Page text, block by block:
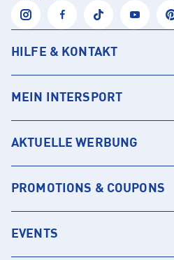
HILFE & KONTAKT
MEIN INTERSPORT
AKTUELLE WERBUNG
PROMOTIONS & COUPONS
EVENTS